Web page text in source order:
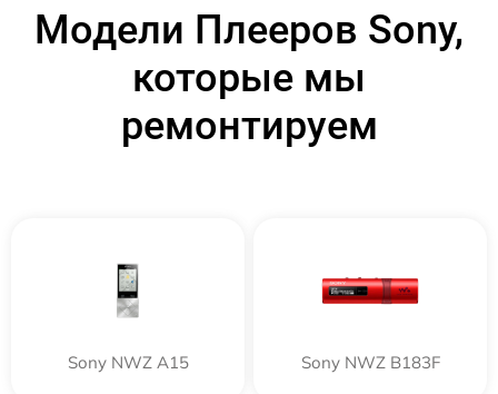
Модели Плееров Sony,
которые мы
ремонтируем
Sony NWZ A15 Sony NWZ B183F